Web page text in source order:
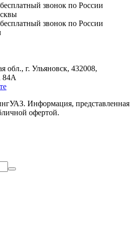
звонок по России
звонок по России
обл., г. Ульяновск, 432008,
84А
Информация, представленная
офертой.